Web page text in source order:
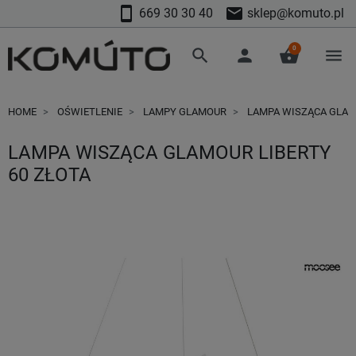
smartphone 669 30 30 40 mail sklep@komuto.pl
search person shopping_basket
0 menu
HOME OŚWIETLENIE LAMPY GLAMOUR LAMPA WISZĄCA
LAMPA WISZĄCA GLAMOUR LIBERTY
60 ZŁOTA